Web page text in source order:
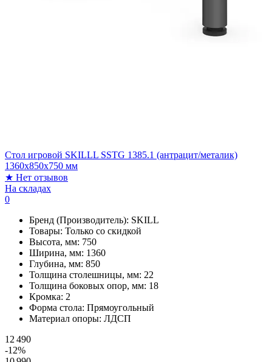
Стол игровой SKILLL SSTG 1385.1 (антрацит/металик)
1360х850х750 мм
★ Нет отзывов
На складах
0
Бренд (Производитель): SKILL
Товары: Только со скидкой
Высота, мм: 750
Ширина, мм: 1360
Глубина, мм: 850
Толщина столешницы, мм: 22
Толщина боковых опор, мм: 18
Кромка: 2
Форма стола: Прямоугольный
Материал опоры: ЛДСП
12 490
-12%